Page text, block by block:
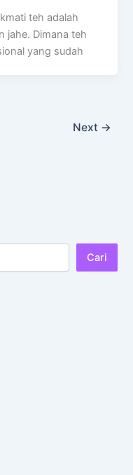
teh adalah
jahe. Dimana teh
yang sudah
Next →
Cari